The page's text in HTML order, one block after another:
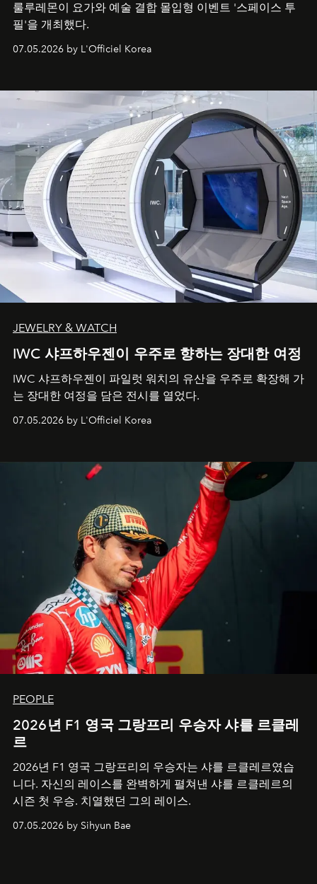
룰루레몬이 요가와 예술 결합 몰입형 이벤트 '스페이스 투
필'을 개최했다.
07.05.2026 by L'Officiel Korea
JEWELRY & WATCH
IWC 샤프하우젠이 우주로 향하는 장대한 여정
IWC 샤프하우젠이 파일럿 워치의 유산을 우주로 확장해 가
는 장대한 여정을 담은 전시를 열었다.
07.05.2026 by L'Officiel Korea
PEOPLE
2026년 F1 영국 그랑프리 우승자 샤를 르클레
르
2026년 F1 영국 그랑프리의 우승자는 샤를 르클레르였습
니다. 자신의 레이스를 완벽하게 펼쳐낸 샤를 르클레르의
시즌 첫 우승. 치열했던 그의 레이스.
07.05.2026 by Sihyun Bae